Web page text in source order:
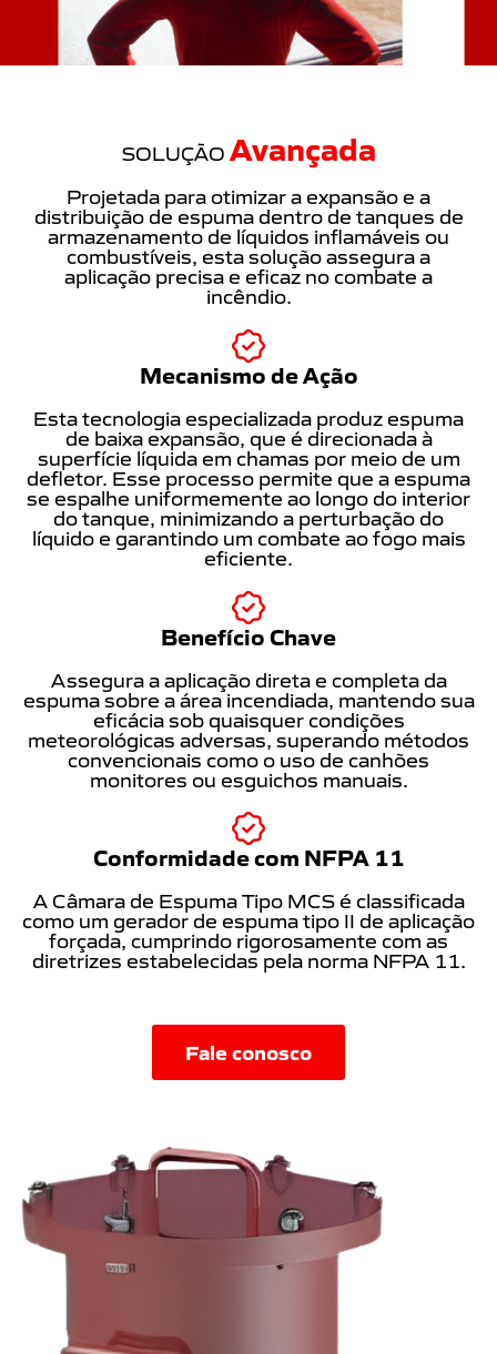
SOLUÇÃO Avançada
Projetada para otimizar a expansão e a
distribuição de espuma dentro de tanques de
armazenamento de líquidos inflamáveis ou
combustíveis, esta solução assegura a
aplicação precisa e eficaz no combate a
incêndio.
Mecanismo de Ação
Esta tecnologia especializada produz espuma
de baixa expansão, que é direcionada à
superfície líquida em chamas por meio de um
defletor. Esse processo permite que a espuma
se espalhe uniformemente ao longo do interior
do tanque, minimizando a perturbação do
líquido e garantindo um combate ao fogo mais
eficiente.
Benefício Chave
Assegura a aplicação direta e completa da
espuma sobre a área incendiada, mantendo sua
eficácia sob quaisquer condições
meteorológicas adversas, superando métodos
convencionais como o uso de canhões
monitores ou esguichos manuais.
Conformidade com NFPA 11
A Câmara de Espuma Tipo MCS é classificada
como um gerador de espuma tipo II de aplicação
forçada, cumprindo rigorosamente com as
diretrizes estabelecidas pela norma NFPA 11.
Fale conosco